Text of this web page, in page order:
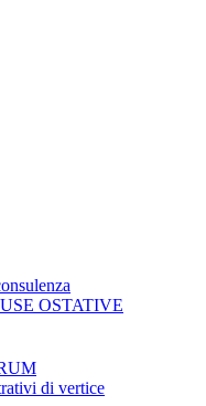
OSTATIVE
di vertice